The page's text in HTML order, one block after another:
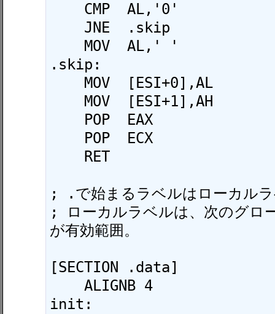
.skip:
; .で始まるラベルはローカル
; ローカルラベルは、次のグロ
が有効範囲。
[SECTION .data]
    ALIGNB 4
init: